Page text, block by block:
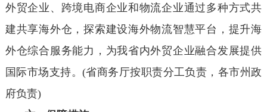
外贸企业、跨境电商企业和物流企业通过多种方式共
建共享海外仓，探索建设海外物流智慧平台，提升海
外仓综合服务能力，为我省内外贸企业融合发展提供
国际市场支持。(省商务厅按职责分工负责，各市州政
府负责)